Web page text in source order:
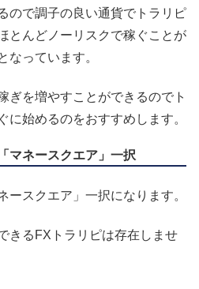
ので調子の良い通貨でトラリピ
とんどノーリスクで稼ぐことが
なっています。
ぎを増やすことができるのでト
に始めるのをおすすめします。
マネースクエア」一択
ースクエア」一択になります。
きるFXトラリピは存在しませ